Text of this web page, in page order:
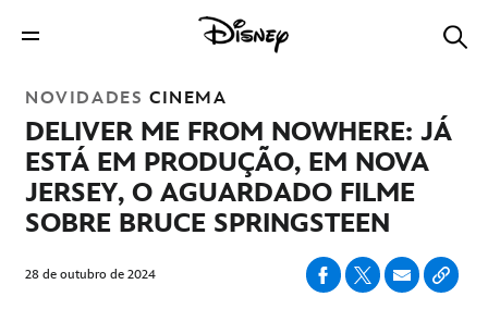
NOVIDADES CINEMA
DELIVER ME FROM NOWHERE: JÁ
ESTÁ EM PRODUÇÃO, EM NOVA
JERSEY, O AGUARDADO FILME
SOBRE BRUCE SPRINGSTEEN
28 de outubro de 2024